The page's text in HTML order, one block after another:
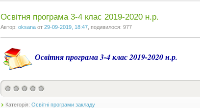
Освітня програма 3-4 клас 2019-2020 н.р.
Автор: oksana от 29-09-2019, 18:47 , подивилося: 977
Освітня програма 3-4 клас 2019-2020 н.р.
Категорія: Освітні програми закладу